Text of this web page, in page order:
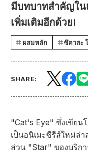
มีบทบาทสำคัญใน
เพิ่มเติมอีกด้วย!
ผสมหลัก ซึคาสะ
SHARE:
"Cat's Eye" ซึ่งเขียน
เป็นอนิเมะซีรีส์ใหม่ล่
ส่วน "Star" ของบริกา